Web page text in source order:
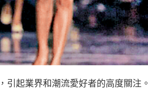
起業界和潮流愛好者的高度關注